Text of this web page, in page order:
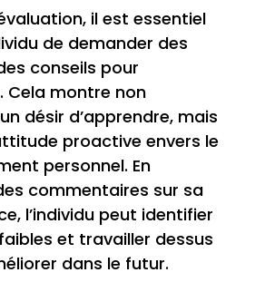
il est essentiel
de demander des
conseils pour
Cela montre non
désir d’apprendre, mais
proactive envers le
personnel. En
commentaires sur sa
l’individu peut identifier
et travailler dessus
dans le futur.